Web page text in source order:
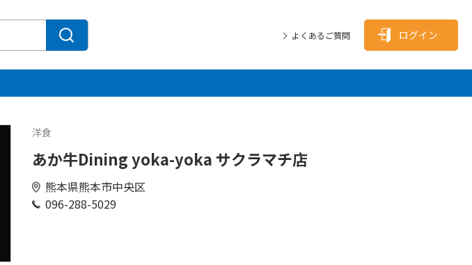
よくあるご質問 ログイン
洋食
あか牛Dining yoka-yoka サクラマチ店
熊本県熊本市中央区
096-288-5029